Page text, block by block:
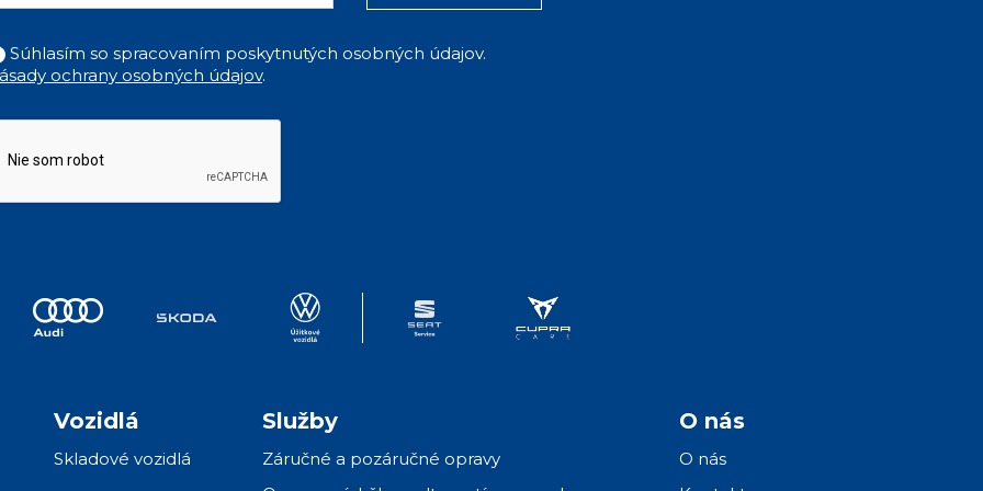
Súhlasím so spracovaním poskytnutých osobných údajov.
ochrany osobných údajov.
Vozidlá
Skladové vozidlá
Služby
Záručné a pozáručné opravy
O nás
O nás